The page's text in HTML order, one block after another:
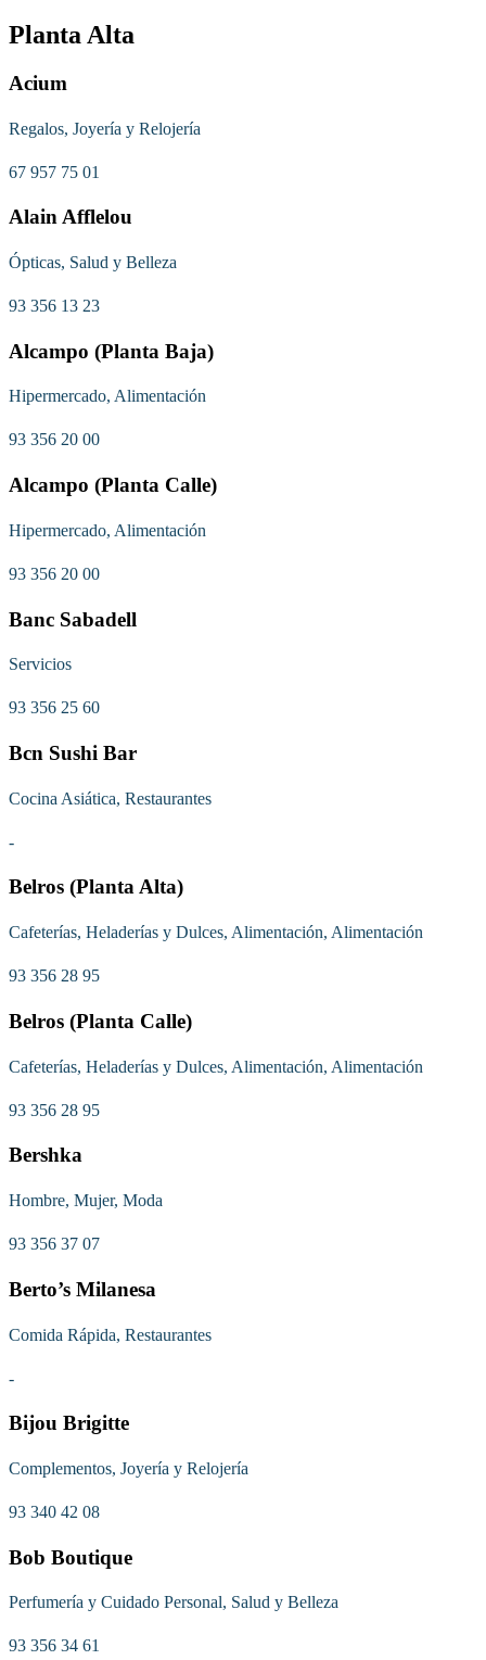
Planta Alta
Acium
Regalos, Joyería y Relojería
67 957 75 01
Alain Afflelou
Ópticas, Salud y Belleza
93 356 13 23
Alcampo (Planta Baja)
Hipermercado, Alimentación
93 356 20 00
Alcampo (Planta Calle)
Hipermercado, Alimentación
93 356 20 00
Banc Sabadell
Servicios
93 356 25 60
Bcn Sushi Bar
Cocina Asiática, Restaurantes
-
Belros (Planta Alta)
Cafeterías, Heladerías y Dulces, Alimentación, Alimentación
93 356 28 95
Belros (Planta Calle)
Cafeterías, Heladerías y Dulces, Alimentación, Alimentación
93 356 28 95
Bershka
Hombre, Mujer, Moda
93 356 37 07
Berto’s Milanesa
Comida Rápida, Restaurantes
-
Bijou Brigitte
Complementos, Joyería y Relojería
93 340 42 08
Bob Boutique
Perfumería y Cuidado Personal, Salud y Belleza
93 356 34 61